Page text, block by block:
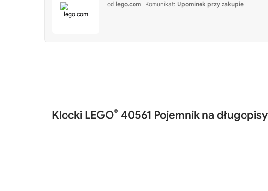
od lego.com Komunikat: Upominek przy zakupie
Klocki LEGO® 40561 Pojemnik na długopisy